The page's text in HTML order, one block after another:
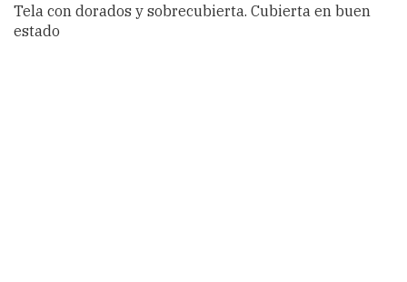
Tela con dorados y sobrecubierta. Cubierta en buen
estado